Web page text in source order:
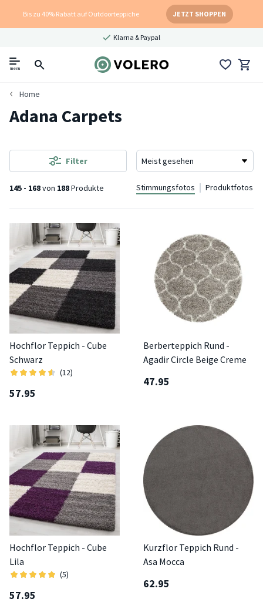
Bis zu 40% Rabatt auf Outdoorteppiche JETZT SHOPPEN
Klarna & Paypal
menu
Home
Adana Carpets
145 - 168von 188Produkte
Filter
Stimmungsfotos Produktfotos
Hochflor Teppich - Cube
Schwarz
(12)
57.95
Berberteppich Rund -
Agadir Circle Beige Creme
47.95
Hochflor Teppich - Cube
Lila
(5)
57.95
Kurzflor Teppich Rund -
Asa Mocca
62.95